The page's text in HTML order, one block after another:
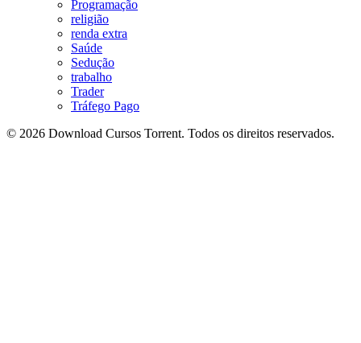
Programação
religião
renda extra
Saúde
Sedução
trabalho
Trader
Tráfego Pago
© 2026 Download Cursos Torrent. Todos os direitos reservados.